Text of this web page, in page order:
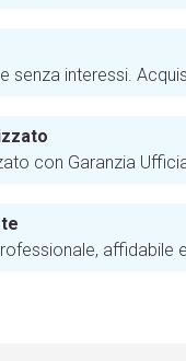
senza interessi.
con Garanzia
affidabile